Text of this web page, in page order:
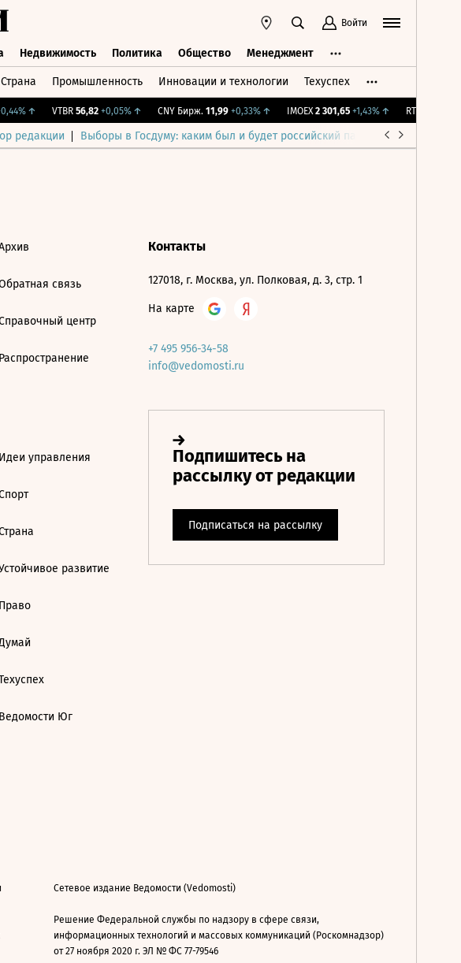
Войти
Недвижимость Политика Общество Менеджмент
Страна Промышленность Инновации и технологии Техуспех
↑ VTBR 56,82 +0,05%↑ CNY Бирж. 11,99 +0,33%↑ IMOEX 2 301,65 +1,43%↑ RTSI
редакции Выборы в Госдуму: каким был и будет российский парламент
связь
центр
Распространение
Идеи управления
развитие
Право
Ведомости Юг
Контакты
127018, г. Москва, ул. Полковая, д. 3, стр. 1
На карте
+7 495 956-34-58
info@vedomosti.ru
Сетевое издание Ведомости (Vedomosti)
Решение Федеральной службы по надзору в сфере связи,
информационных технологий и массовых коммуникаций (Роскомнадзор)
от 27 ноября 2020 г. ЭЛ № ФС 77-79546